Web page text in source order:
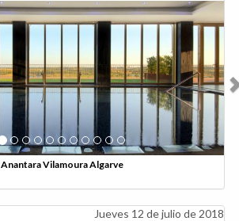
Anantara Vilamoura Algarve
Jueves 12 de julio de 2018